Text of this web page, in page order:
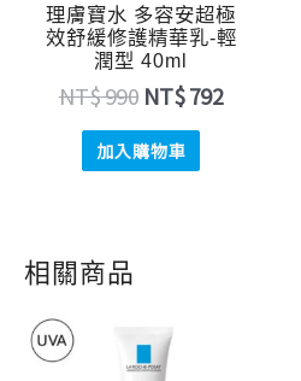
理膚寶水 多容安超極
效舒緩修護精華乳-輕
潤型 40ml
NT$990 NT$792
加入購物車
相關商品
始